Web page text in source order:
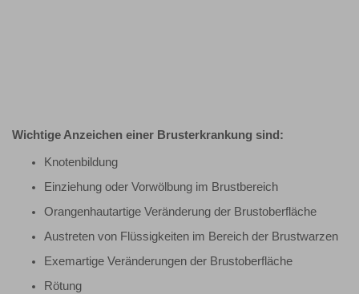
Wichtige Anzeichen einer Brusterkrankung sind:
Knotenbildung
Einziehung oder Vorwölbung im Brustbereich
Orangenhautartige Veränderung der Brustoberfläche
Austreten von Flüssigkeiten im Bereich der Brustwarzen
Exemartige Veränderungen der Brustoberfläche
Rötung